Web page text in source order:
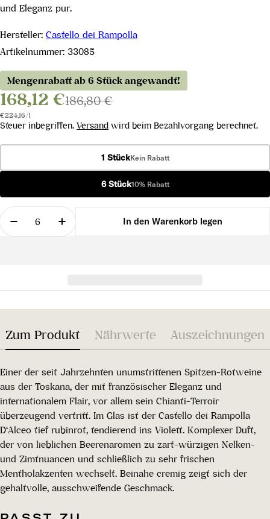
und Eleganz pur.
Hersteller: Castello dei Rampolla
Artikelnummer: 33085
Mengenrabatt ab 6 Stück angewandt!
168,12 €186,80 €
Stückpreis
€224,16/pro
l
Steuer inbegriffen. Versand wird beim Bezahlvorgang berechnet.
1 StückKein Rabatt
6 Stück10% Rabatt
Menge
Menge für Vigna d&#39;Alceo Toskana IGT 2015
Menge für Vigna d&#39;Alceo Toskana
In den Warenkorb legen
Zum Produkt Nährwerte Auszeichnungen
Einer der seit Jahrzehnten unumstrittenen Spitzen-Rotweine
aus der Toskana, der mit französischer Eleganz und
internationalem Flair, vor allem sein Chianti-Terroir
überzeugend vertritt. Im Glas ist der Castello dei Rampolla
D‘Alceo tief rubinrot, tendierend ins Violett. Komplexer Duft,
der von lieblichen Beerenaromen zu zart-würzigen Nelken-
und Zimtnuancen und schließlich zu sehr frischen
Mentholakzenten wechselt. Beinahe cremig zeigt sich der
gehaltvolle, ausschweifende Geschmack.